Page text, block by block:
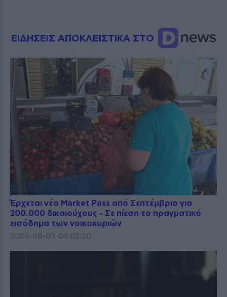
ΕΙΔΗΣΕΙΣ ΑΠΟΚΛΕΙΣΤΙΚΑ ΣΤΟ
Έρχεται νέο Market Pass από Σεπτέμβριο για
200.000 δικαιούχους - Σε πίεση το πραγματικό
εισόδημα των νοικοκυριών
2026-08-09 04:02:20